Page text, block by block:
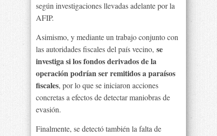
según investigaciones llevadas adelante por la
AFIP.
Asimismo, y mediante un trabajo conjunto con
las autoridades fiscales del país vecino, se
investiga si los fondos derivados de la
operación podrían ser remitidos a paraísos
fiscales, por lo que se iniciaron acciones
concretas a efectos de detectar maniobras de
evasión.
Finalmente, se detectó también la falta de